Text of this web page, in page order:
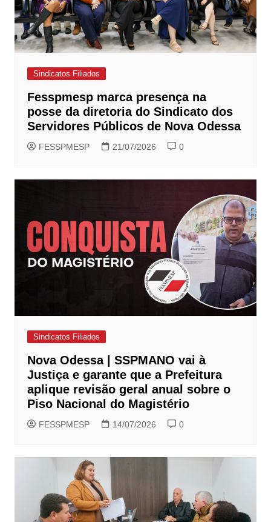
Sindicatos Filiados
Fesspmesp marca presença na
posse da diretoria do Sindicato dos
Servidores Públicos de Nova Odessa
FESSPMESP 21/07/2026 0
Sindicatos Filiados
Nova Odessa | SSPMANO vai à
Justiça e garante que a Prefeitura
aplique revisão geral anual sobre o
Piso Nacional do Magistério
FESSPMESP 14/07/2026 0